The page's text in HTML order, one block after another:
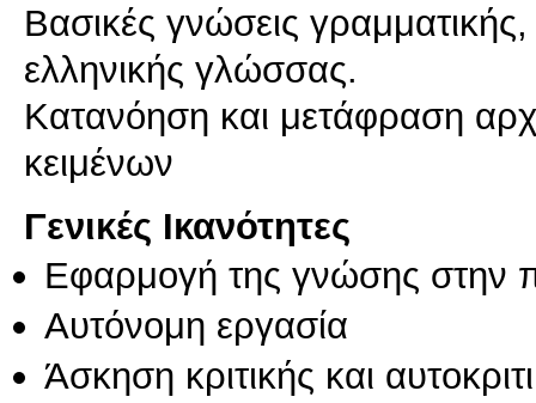
Βασικές γνώσεις γραμματικής,
ελληνικής γλώσσας.
Κατανόηση και μετάφραση
κειμένων
Γενικές Ικανότητες
Εφαρμογή της γνώσης στην
Αυτόνομη εργασία
Άσκηση κριτικής και